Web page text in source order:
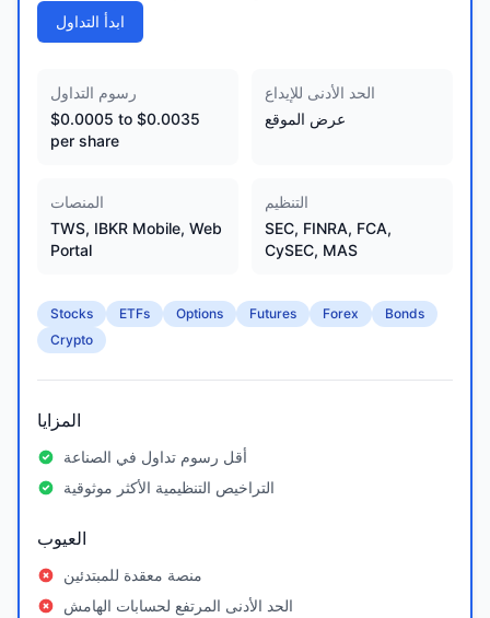
ابدأ التداول
رسوم التداول
$0.0005 to $0.0035
per share
الحد الأدنى للإيداع
عرض الموقع
المنصات
TWS, IBKR Mobile, Web
Portal
التنظيم
SEC, FINRA, FCA,
CySEC, MAS
Stocks ETFs Options Futures Forex
Bonds
Crypto
المزايا
أقل رسوم تداول في الصناعة
التراخيص التنظيمية الأكثر موثوقية
العيوب
منصة معقدة للمبتدئين
الحد الأدنى المرتفع لحسابات الهامش